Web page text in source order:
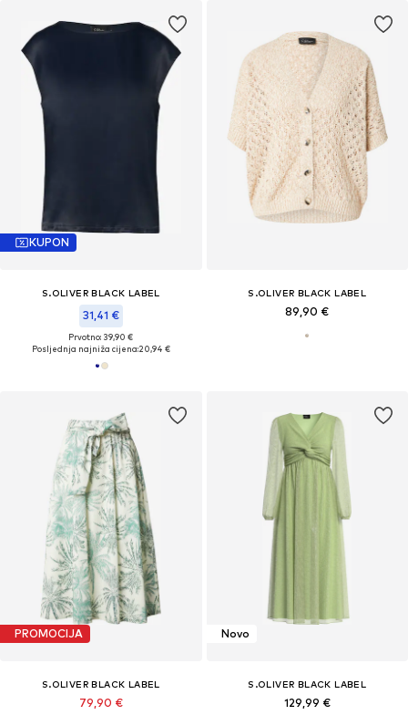
KUPON
S.OLIVER BLACK LABEL
31,41 €
Prvotno: 39,90 €
Posljednja najniža cijena:20,94 €
S.OLIVER BLACK LABEL
89,90 €
PROMOCIJA
S.OLIVER BLACK LABEL
79,90 €
Novo
S.OLIVER BLACK LABEL
129,99 €